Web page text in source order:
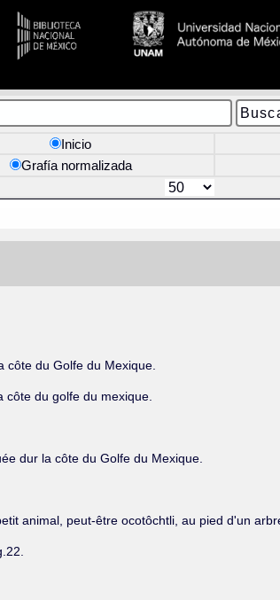
Inicio
Grafía normalizada
du Golfe du Mexique.
du golfe du mexique.
dur la côte du Golfe du Mexique.
animal, peut-être ocotôchtli, au pied d'un